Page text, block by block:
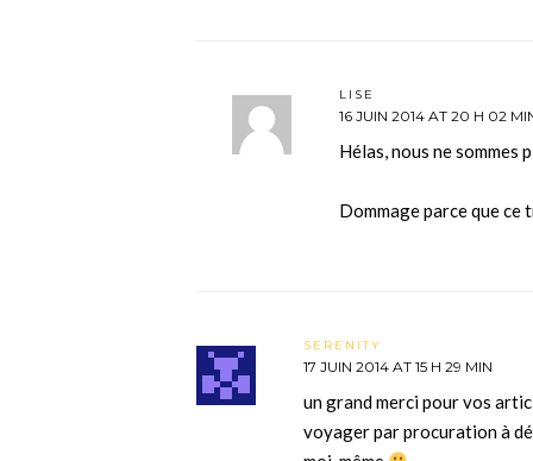
LISE
16 JUIN 2014 AT 20 H 02
Hélas, nous ne sommes
Dommage parce que ce
SERENITY
17 JUIN 2014 AT 15 H 29 MIN
un grand merci pour vos
voyager par procuration à